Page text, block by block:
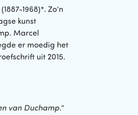
1968)*. Zo’n
kunst
Marcel
er moedig het
uit 2015.
van Duchamp.”